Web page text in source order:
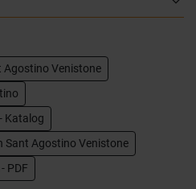
Agostino Venistone
Katalog
Sant Agostino Venistone
PDF